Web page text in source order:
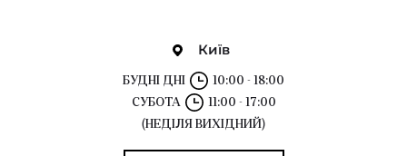
Київ
БУДНІ ДНІ
10:00 - 18:00
СУБОТА
11:00 - 17:00
(НЕДІЛЯ ВИХІДНИЙ)